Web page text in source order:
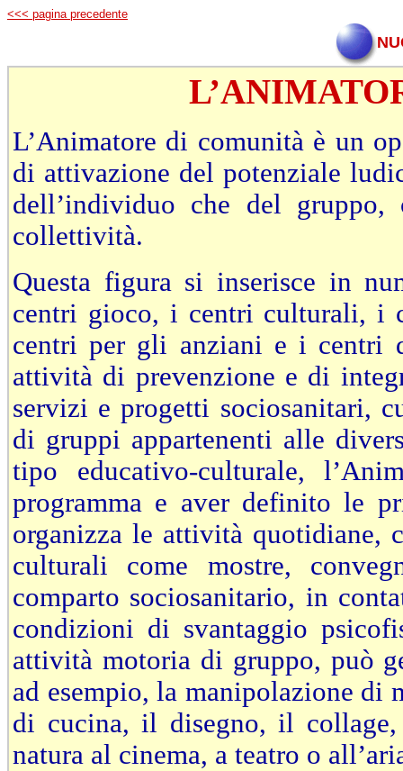
<<< pagina precedente
L’Animatore di comunità è un
di attivazione del potenziale
dell’individuo che del
collettività.
Questa figura si inserisce in
centri gioco, i centri culturali,
centri per gli anziani e i centri
attività di prevenzione e di
servizi e progetti sociosanitari,
di gruppi appartenenti alle
tipo educativo-culturale,
programma e aver definito le
organizza le attività quotidiane,
culturali come mostre,
comparto sociosanitario, in
condizioni di svantaggio
attività motoria di gruppo, può
ad esempio, la manipolazione di
di cucina, il disegno, il
natura al cinema, a teatro o